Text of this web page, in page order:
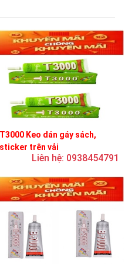
T3000 Keo dán gáy sách,
sticker trên vải
Liên hệ: 0938454791